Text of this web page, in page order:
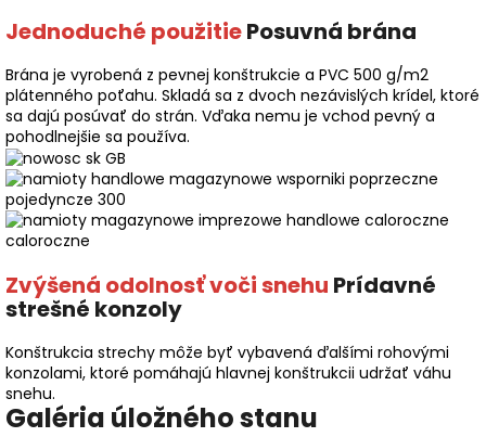
Jednoduché použitiePosuvná brána
Brána je vyrobená z pevnej konštrukcie a PVC 500 g/m2
plátenného poťahu. Skladá sa z dvoch nezávislých krídel, ktoré
sa dajú posúvať do strán. Vďaka nemu je vchod pevný a
pohodlnejšie sa používa.
Zvýšená odolnosť voči snehu Prídavné
strešné konzoly
Konštrukcia strechy môže byť vybavená ďalšími rohovými
konzolami, ktoré pomáhajú hlavnej konštrukcii udržať váhu
snehu.
Galéria úložného stanu